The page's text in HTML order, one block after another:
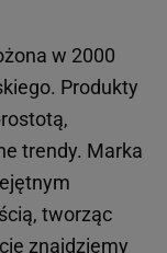
w 2000
Produkty
trendy. Marka
tworząc
znajdziemy